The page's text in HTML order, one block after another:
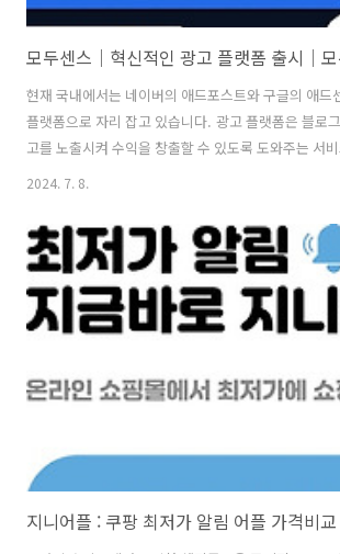
현재 국내에서는 네이버의 애드포스트와 구글의 애드
플랫폼으로 자리 잡고 있습니다. 광고 플랫폼은 블로
고를 노출시켜 수익을 창출할 수 있도록 도와주는 서
랫폼은 각기 장단점이 있으며, 블로거에 따라 얻는 수익
출시된 광고 플랫폼인 '모두센스'에 대해서도 소개하
스트의 특징 신청조건 장단점 애드포스트 특징 및 신청
후 90일 이상 경과월 평균 방문자 3000명 이상 또는
공개된 포스팅 수가 30~50개 이상 애드포스트 장단점
서 강력한 사용자 기반을 보유광고 단가가 상대적으
2024. 7. 8.
지니어플 : 쿠팡 최저가 알림 어플 가격비